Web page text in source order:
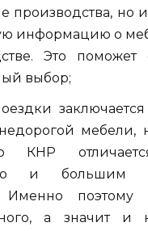
производства, но
информацию о
Это поможет
выбор;
мебели,
КНР
и большим
Именно поэтому
а значит и